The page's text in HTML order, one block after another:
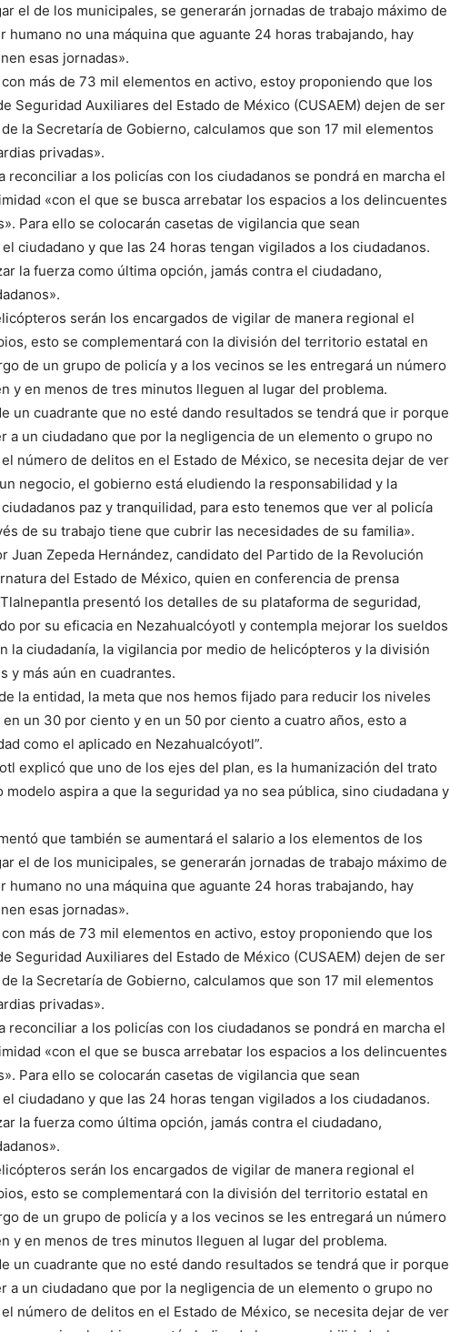
el de los municipales, se generarán jornadas de trabajo máximo de
humano no una máquina que aguante 24 horas trabajando, hay
esas jornadas».
más de 73 mil elementos en activo, estoy proponiendo que los
Seguridad Auxiliares del Estado de México (CUSAEM) dejen de ser
la Secretaría de Gobierno, calculamos que son 17 mil elementos
privadas».
reconciliar a los policías con los ciudadanos se pondrá en marcha el
«con el que se busca arrebatar los espacios a los delincuentes
Para ello se colocarán casetas de vigilancia que sean
ciudadano y que las 24 horas tengan vigilados a los ciudadanos.
la fuerza como última opción, jamás contra el ciudadano,
serán los encargados de vigilar de manera regional el
esto se complementará con la división del territorio estatal en
de un grupo de policía y a los vecinos se les entregará un número
y en menos de tres minutos lleguen al lugar del problema.
un cuadrante que no esté dando resultados se tendrá que ir porque
a un ciudadano que por la negligencia de un elemento o grupo no
número de delitos en el Estado de México, se necesita dejar de ver
negocio, el gobierno está eludiendo la responsabilidad y la
paz y tranquilidad, para esto tenemos que ver al policía
de su trabajo tiene que cubrir las necesidades de su familia».
Juan Zepeda Hernández, candidato del Partido de la Revolución
del Estado de México, quien en conferencia de prensa
presentó los detalles de su plataforma de seguridad,
por su eficacia en Nezahualcóyotl y contempla mejorar los sueldos
la ciudadanía, la vigilancia por medio de helicópteros y la división
y más aún en cuadrantes.
la entidad, la meta que nos hemos fijado para reducir los niveles
un 30 por ciento y en un 50 por ciento a cuatro años, esto a
como el aplicado en Nezahualcóyotl”.
explicó que uno de los ejes del plan, es la humanización del trato
aspira a que la seguridad ya no sea pública, sino ciudadana y
que también se aumentará el salario a los elementos de los
el de los municipales, se generarán jornadas de trabajo máximo de
humano no una máquina que aguante 24 horas trabajando, hay
esas jornadas».
más de 73 mil elementos en activo, estoy proponiendo que los
Seguridad Auxiliares del Estado de México (CUSAEM) dejen de ser
la Secretaría de Gobierno, calculamos que son 17 mil elementos
privadas».
reconciliar a los policías con los ciudadanos se pondrá en marcha el
«con el que se busca arrebatar los espacios a los delincuentes
Para ello se colocarán casetas de vigilancia que sean
ciudadano y que las 24 horas tengan vigilados a los ciudadanos.
la fuerza como última opción, jamás contra el ciudadano,
serán los encargados de vigilar de manera regional el
esto se complementará con la división del territorio estatal en
de un grupo de policía y a los vecinos se les entregará un número
y en menos de tres minutos lleguen al lugar del problema.
un cuadrante que no esté dando resultados se tendrá que ir porque
a un ciudadano que por la negligencia de un elemento o grupo no
número de delitos en el Estado de México, se necesita dejar de ver